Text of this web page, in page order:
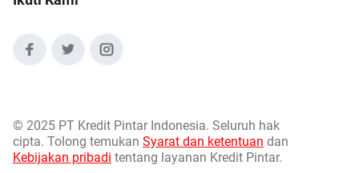
© 2025 PT Kredit Pintar Indonesia. Seluruh hak
cipta. Tolong temukan Syarat dan ketentuan dan
Kebijakan pribadi tentang layanan Kredit Pintar.